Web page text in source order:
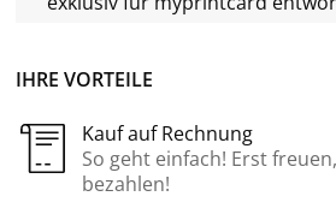
IHRE VORTEILE
Kauf auf Rechnung
So geht einfach! Erst
bezahlen!